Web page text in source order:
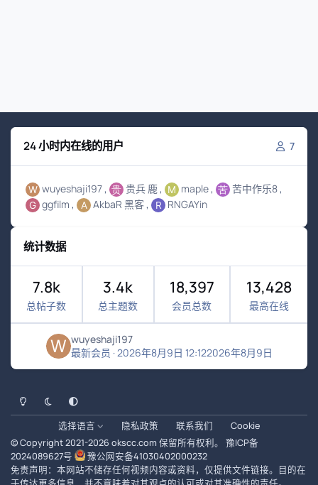
24 小时内在线的用户 7
wuyeshaji197 贵兵 鹿 maple
苦中作乐8
ggfilm
AkbaR 黑客 RNGAYin
统计数据
7.8k
总帖子数
3.4k
总主题数
18,397
会员总数
13,428
最高在线
wuyeshaji197
最新会员 ·2026年8月9日 12:122026年8月9日
浅色模式黑暗模式系统偏好
选择语言 隐私政策 联系我们
Cookie
© Copyright 2021-2026 okscc.com 保留所有权利。 豫ICP备
2024089627号
豫公网安备41030402000232
免责声明：本网站不储存任何视频内容或资料，仅提供文件链接。目的在